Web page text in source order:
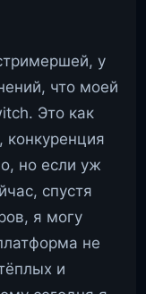
у
что моей
Это как
конкуренция
но если уж
спустя
я могу
не
и